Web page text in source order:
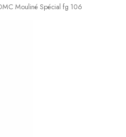
Mouliné Spécial fg 106